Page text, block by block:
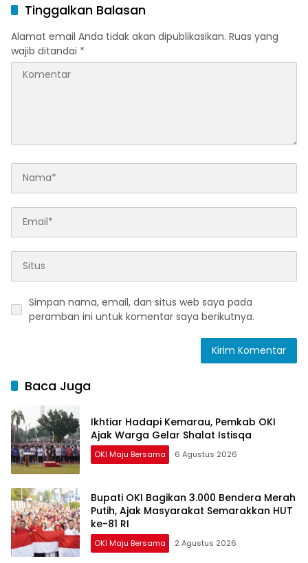
Tinggalkan Balasan
Alamat email Anda tidak akan dipublikasikan. Ruas yang
wajib ditandai *
Simpan nama, email, dan situs web saya pada
peramban ini untuk komentar saya berikutnya.
Baca Juga
Ikhtiar Hadapi Kemarau, Pemkab OKI
Ajak Warga Gelar Shalat Istisqa
OKI Maju Bersama 6 Agustus 2026
Bupati OKI Bagikan 3.000 Bendera Merah
Putih, Ajak Masyarakat Semarakkan HUT
ke-81 RI
OKI Maju Bersama 2 Agustus 2026